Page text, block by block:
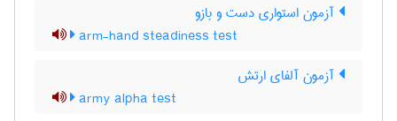
آزمون استواری دست و بازو
arm-hand steadiness test
آزمون آلفای ارتش
army alpha test